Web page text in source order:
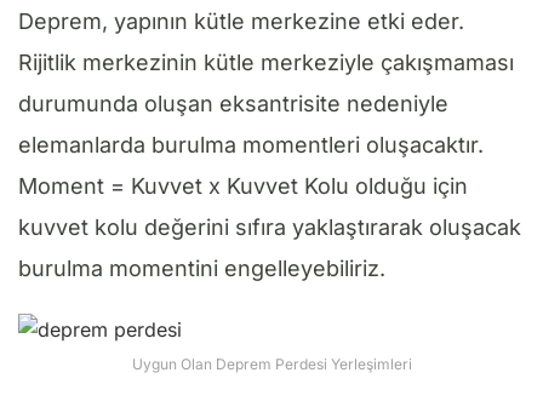
Deprem, yapının kütle merkezine etki eder.
Rijitlik merkezinin kütle merkeziyle çakışmaması
durumunda oluşan eksantrisite nedeniyle
elemanlarda burulma momentleri oluşacaktır.
Moment = Kuvvet x Kuvvet Kolu olduğu için
kuvvet kolu değerini sıfıra yaklaştırarak oluşacak
burulma momentini engelleyebiliriz.
Uygun Olan Deprem Perdesi Yerleşimleri